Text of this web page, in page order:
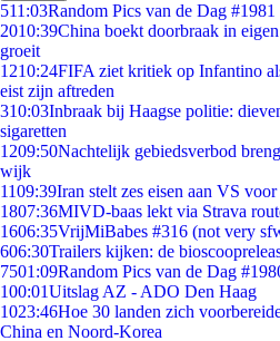
511:03Random Pics van de Dag #1981
2010:39China boekt doorbraak in
groeit
1210:24FIFA ziet kritiek op Infantino
eist zijn aftreden
310:03Inbraak bij Haagse politie:
sigaretten
1209:50Nachtelijk gebiedsverbod
wijk
1109:39Iran stelt zes eisen aan VS
1807:36MIVD-baas lekt via Strava
1606:35VrijMiBabes #316 (not very
606:30Trailers kijken: de
7501:09Random Pics van de Dag
100:01Uitslag AZ - ADO Den Haag
1023:46Hoe 30 landen zich
China en Noord-Korea